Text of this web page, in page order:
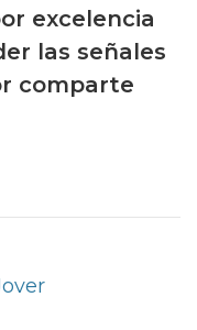
excelencia
las señales
comparte